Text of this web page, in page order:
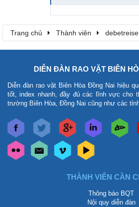
Trang chủ Thành viên
DIỄN ĐÀN RAO VẶT BIÊN
Diễn đàn rao vặt Biên Hòa Đồng Nai hiệu
tốt, index nhanh, đầy đủ các lĩnh vực cho
trường Biên Hòa, Đồng Nai cũng như các
THÀNH VIÊN CẦN
Thông báo BQT
Nội quy diễn đàn